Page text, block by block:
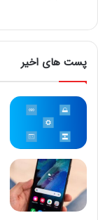
پست های اخیر